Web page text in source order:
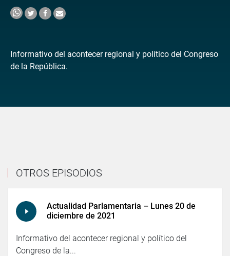
Informativo del acontecer regional y político del Congreso
de la República.
OTROS EPISODIOS
Actualidad Parlamentaria – Lunes 20 de
diciembre de 2021
Informativo del acontecer regional y político del
Congreso de la...